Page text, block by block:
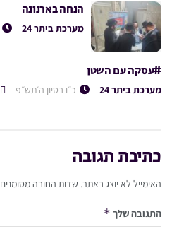
הנחה בארנונה
מערכת ביתר 24
#עסקה עם השטן
מערכת ביתר 24 כ״ו בסיון ה׳תש״פ
כתיבת תגובה
האימייל לא יוצג באתר. שדות החובה מסומנים
התגובה שלך *